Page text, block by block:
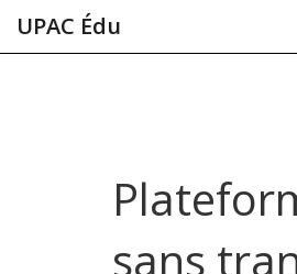
UPAC Édu
sans